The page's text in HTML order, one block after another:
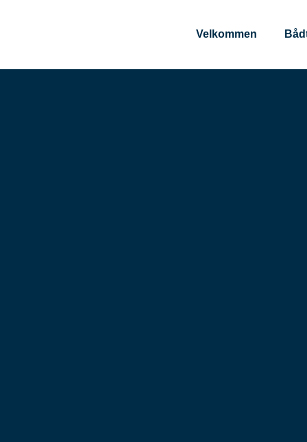
Velkommen